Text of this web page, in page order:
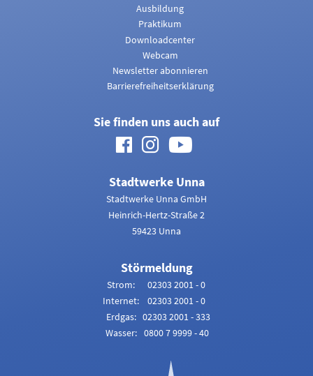
Ausbildung
Praktikum
Downloadcenter
Webcam
Newsletter abonnieren
Barrierefreiheitserklärung
Sie finden uns auch auf
FacebookInstagram
Stadtwerke Unna
Stadtwerke Unna GmbH
Heinrich-Hertz-Straße 2
59423 Unna
Störmeldung
Strom:
02303 2001 - 0
Internet:
02303 2001 - 0
Erdgas: 02303 2001 - 333
Wasser: 0800 7 9999 - 40